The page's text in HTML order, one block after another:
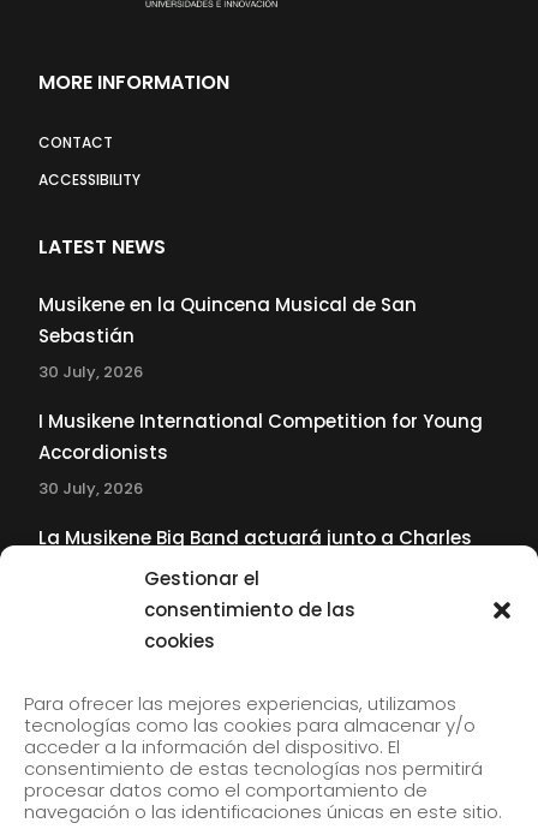
Gestionar el
consentimiento de las
cookies
Para ofrecer las mejores experiencias, utilizamos
tecnologías como las cookies para almacenar y/o
acceder a la información del dispositivo. El
consentimiento de estas tecnologías nos permitirá
procesar datos como el comportamiento de
navegación o las identificaciones únicas en este sitio.
MORE INFORMATION
CONTACT
ACCESSIBILITY
LATEST NEWS
Musikene en la Quincena Musical de San
Sebastián
30 July, 2026
I Musikene International Competition for Young
Accordionists
30 July, 2026
La Musikene Big Band actuará junto a Charles
Tolliver en el 61 Jazzaldia
Subscribe to our newsletter to receive our news by
email.